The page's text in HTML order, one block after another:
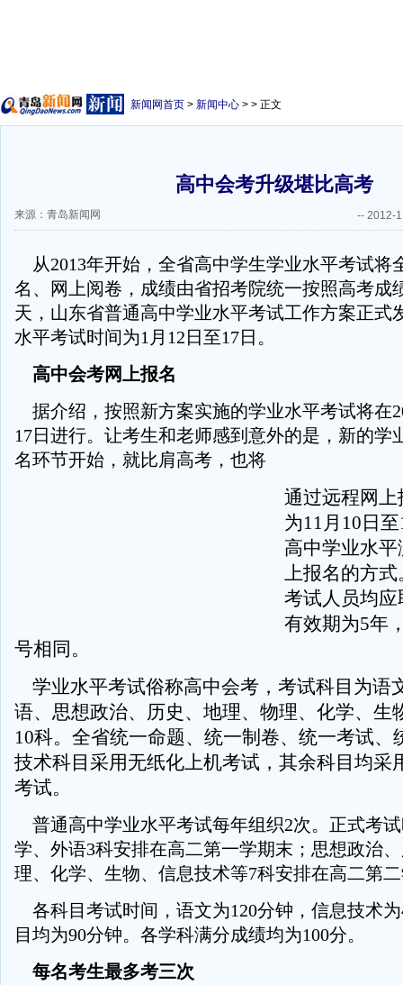
新闻网首页 > 新闻中心 > > 正文
高中会考升级堪比高考
来源：青岛新闻网 -- 2012-
从2013年开始，全省高中学生学业水平考试将
名、网上阅卷，成绩由省招考院统一按照高考成
天，山东省普通高中学业水平考试工作方案正式
水平考试时间为1月12日至17日。
高中会考网上报名
据介绍，按照新方案实施的学业水平考试将在
17日进行。让考生和老师感到意外的是，新的学
名环节开始，就比肩高考，也将
通过远程网
为11月10日
高中学业水
上报名的方
考试人员均
有效期为5年
号相同。
学业水平考试俗称高中会考，考试科目为语
语、思想政治、历史、地理、物理、化学、生
10科。全省统一命题、统一制卷、统一考试、
技术科目采用无纸化上机考试，其余科目均采
考试。
普通高中学业水平考试每年组织2次。正式考
学、外语3科安排在高二第一学期末；思想政治
理、化学、生物、信息技术等7科安排在高二第
各科目考试时间，语文为120分钟，信息技术
目均为90分钟。各学科满分成绩均为100分。
每名考生最多考三次